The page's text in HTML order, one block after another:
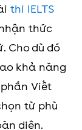
thi IELTS
thức
Cho dù đó
khả năng
Viết
từ phù
diện.